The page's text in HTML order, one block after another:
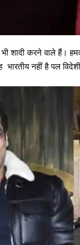
शादी करने वाले हैं।
नहीं है पल